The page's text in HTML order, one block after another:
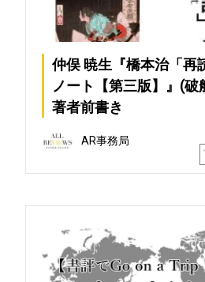
仲俣 暁生『橋本治「再
ノート【第三版】』(破
著者前書き
AR事務局